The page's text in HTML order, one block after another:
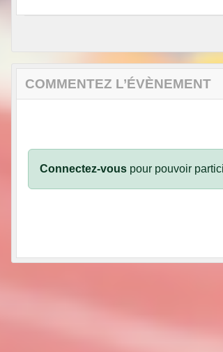
COMMENTEZ L’ÉVÈNEMENT
Connectez-vous pour pouvoir